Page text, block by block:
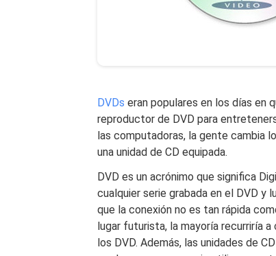
DVDs eran populares en los días en
reproductor de DVD para
las computadoras, la gente cambia
una unidad de CD equipada.
DVD es un acrónimo que significa
cualquier serie grabada en el DVD y
que la conexión no es tan rápida
lugar futurista, la mayoría recurriría a
los DVD. Además, las unidades de